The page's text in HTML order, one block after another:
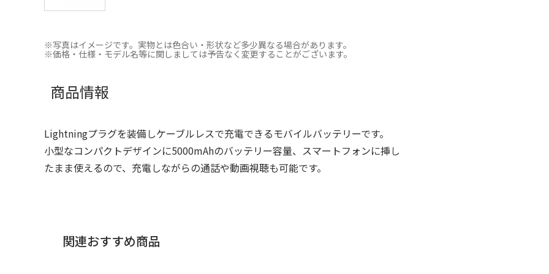
※写真はイメージです。実物とは色合い・形状など多少異なる場合があります。
※価格・仕様・モデル名等に関しましては予告なく変更することがございます。
商品情報
Lightningプラグを装備しケーブルレスで充電できるモバイルバッテリーです。
小型なコンパクトデザインに5000mAhのバッテリー容量、スマートフォンに挿し
たまま使えるので、充電しながらの通話や動画視聴も可能です。
関連おすすめ商品